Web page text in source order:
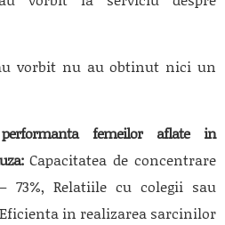
vorbit nu au obtinut nici un
femeilor aflate in
Capacitatea de concentrare
Relatiile cu colegii sau
in realizarea sarcinilor